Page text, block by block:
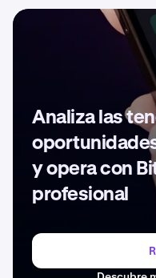
Analiza las
y opera con
profesional